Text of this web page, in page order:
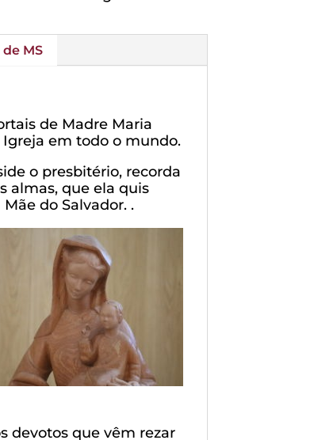
MS
de Madre Maria
Igreja em todo o mundo.
o presbitério, recorda
almas, que ela quis
do Salvador. .
devotos que vêm rezar